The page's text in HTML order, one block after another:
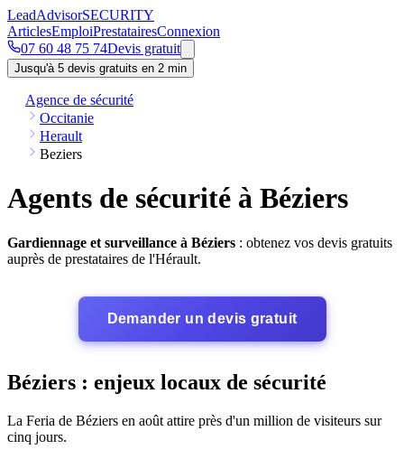
LeadAdvisorSECURITY
ArticlesEmploiPrestatairesConnexion
07 60 48 75 74Devis gratuit
Jusqu'à 5 devis gratuits en 2 min
Agence de sécurité
Occitanie
Herault
Beziers
Agents de sécurité à Béziers
Gardiennage et surveillance à Béziers : obtenez vos devis gratuits
auprès de prestataires de l'Hérault.
Demander un devis gratuit
Béziers : enjeux locaux de sécurité
La Feria de Béziers en août attire près d'un million de visiteurs sur
cinq jours.